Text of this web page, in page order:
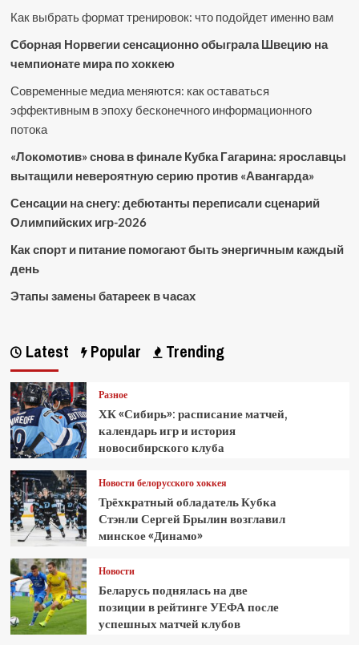
Как выбрать формат тренировок: что подойдет именно вам
Сборная Норвегии сенсационно обыграла Швецию на
чемпионате мира по хоккею
Современные медиа меняются: как оставаться
эффективным в эпоху бесконечного информационного
потока
«Локомотив» снова в финале Кубка Гагарина: ярославцы
вытащили невероятную серию против «Авангарда»
Сенсации на снегу: дебютанты переписали сценарий
Олимпийских игр-2026
Как спорт и питание помогают быть энергичным каждый
день
Этапы замены батареек в часах
Latest Popular Trending
Разное
ХК «Сибирь»: расписание матчей,
календарь игр и история
новосибирского клуба
Новости белорусского хоккея
Трёхкратный обладатель Кубка
Стэнли Сергей Брылин возглавил
минское «Динамо»
Новости
Беларусь поднялась на две
позиции в рейтинге УЕФА после
успешных матчей клубов